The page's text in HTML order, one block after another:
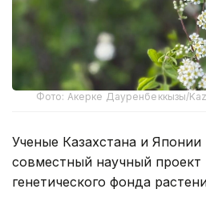
Фото: Акерке Дауренбеккызы/
Ученые Казахстана и Японии
совместный научный
генетического фонда